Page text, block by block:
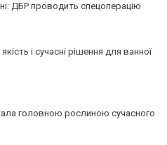
ДБР проводить спецоперацію
і сучасні рішення для ванної
головною рослиною сучасного